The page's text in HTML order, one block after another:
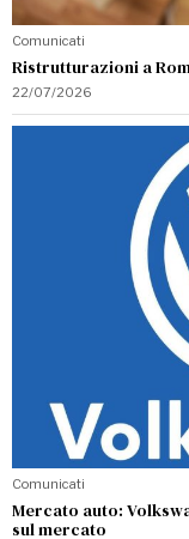
Comunicati
Ristrutturazioni a
22/07/2026
Comunicati
Mercato auto:
sul mercato